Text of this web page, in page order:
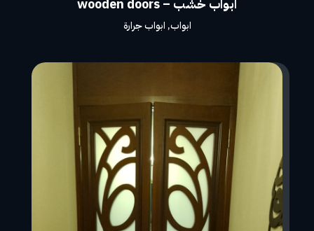
ابواب, ابواب جرارة